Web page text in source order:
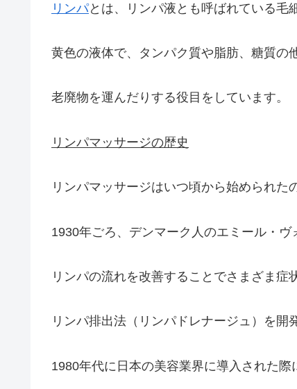
リンパとは、リンパ液とも呼ばれている毛
黄色の液体で、タンパク質や脂肪、糖質の
老廃物を運んだりする役目をしています。
リンパマッサージの歴史
リンパマッサージはいつ頃から始められた
1930年ごろ、デンマーク人のエミール・ヴ
リンパの流れを改善することでさまざま症
リンパ排出法（リンパドレナージュ）を開
1980年代に日本の美容業界に導入された際